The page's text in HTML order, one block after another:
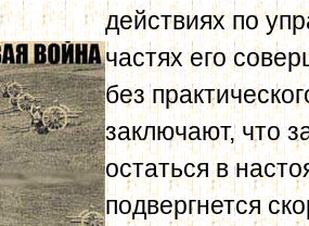
действиях по
частях его
без
заключают, что
остаться в
подвергнется